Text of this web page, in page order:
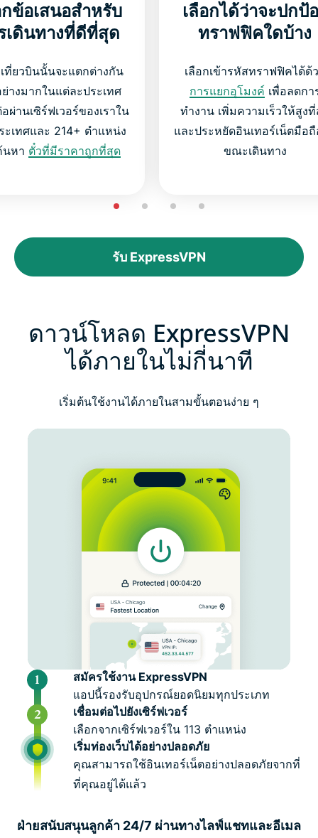
กข้อเสนอสำหรับ
เดินทางที่ดีที่สุด
ที่ยวบินนั้นจะแตกต่างกัน
ย่างมากในแต่ละประเทศ
ผ่านเซิร์ฟเวอร์ของเราใน
ะเทศและ 214+ ตำแหน่ง
นหา ตั๋วที่มีราคาถูกที่สุด
เลือกได้ว่าจะปกป้
ทราฟฟิคใดบ้าง
เลือกเข้ารหัสทราฟฟิคได้ด้
การแยกอุโมงค์ เพื่อลดกา
ทำงาน เพิ่มความเร็วให้สูง
และประหยัดอินเทอร์เน็ตมือ
ขณะเดินทาง
รับ ExpressVPN
ดาวน์โหลด ExpressVPN
ได้ภายในไม่กี่นาที
เริ่มต้นใช้งานได้ภายในสามขั้นตอนง่าย ๆ
สมัครใช้งาน ExpressVPN
แอปนี้รองรับอุปกรณ์ยอดนิยมทุกประเภท
เชื่อมต่อไปยังเซิร์ฟเวอร์
เลือกจากเซิร์ฟเวอร์ใน 113 ตำแหน่ง
เริ่มท่องเว็บได้อย่างปลอดภัย
คุณสามารถใช้อินเทอร์เน็ตอย่างปลอดภัยจากที่
ที่คุณอยู่ได้แล้ว
ฝ่ายสนับสนุนลูกค้า 24/7 ผ่านทางไลฟ์แชทและอีเมล